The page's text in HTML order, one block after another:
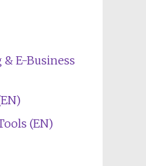
E-Business
(EN)